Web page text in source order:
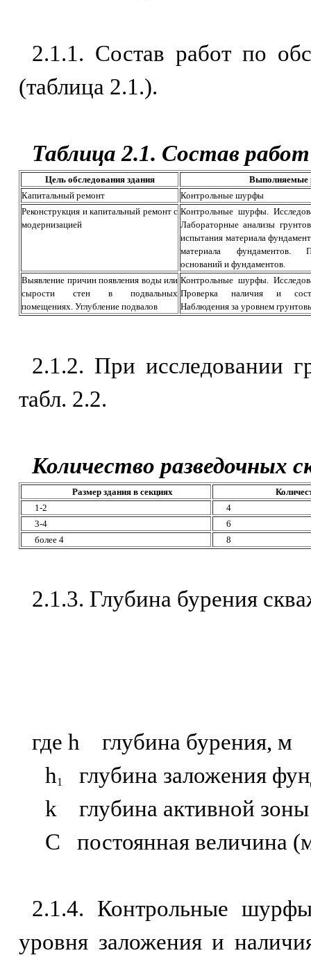
2.1.1. Состав работ по
(таблица 2.1.).
Таблица 2.1. Состав
Цель обследования здания
Выполняемые
Капитальный ремонт
Контрольные шурфы
Реконструкция и капитальный ремонт с
модернизацией
Контрольные шурфы.
Лабораторные анализы
испытания материала
материала фундаментов.
оснований и фундаментов.
Выявление причин появления воды или
сырости стен в подвальных
помещениях. Углубление подвалов
Контрольные шурфы.
Проверка наличия и
Наблюдения за уровнем
2.1.2. При исследовании
табл. 2.2.
Количество разведочных
Размер здания в секциях
1-2
4
3-4
6
более 4
8
2.1.3. Глубина бурения
где h глубина бурения, м
h1
глубина заложения
k глубина активной
С постоянная величина
2.1.4. Контрольные
уровня заложения и